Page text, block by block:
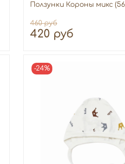
Ползунки Короны микс
460 руб
420 руб
-24%